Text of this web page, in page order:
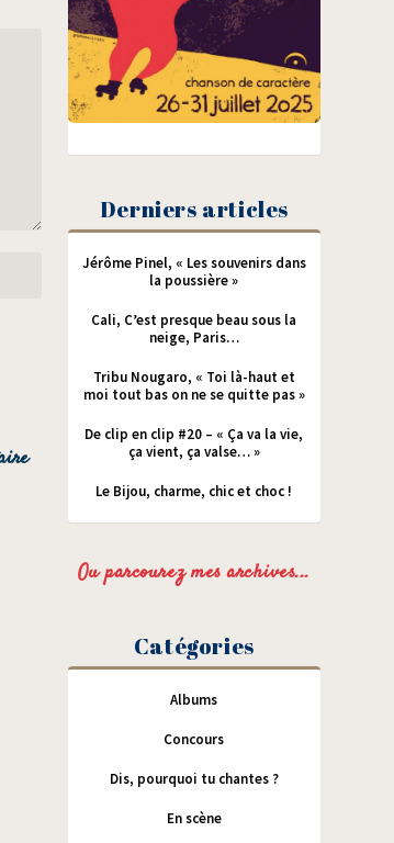
Derniers articles
Jérôme Pinel, « Les souvenirs dans
la poussière »
Cali, C’est presque beau sous la
neige, Paris…
Tribu Nougaro, « Toi là-haut et
moi tout bas on ne se quitte pas »
De clip en clip #20 – « Ça va la vie,
ça vient, ça valse… »
Le Bijou, charme, chic et choc !
Ou parcourez mes archives...
Catégories
Albums
Concours
Dis, pourquoi tu chantes ?
En scène